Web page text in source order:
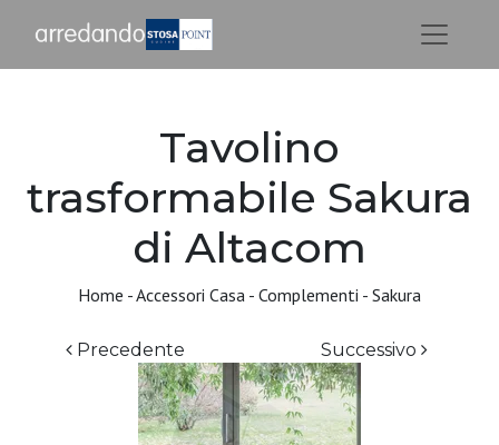
Tavolino
trasformabile Sakura
di Altacom
Home -Accessori Casa - Complementi - Sakura
Precedente Successivo